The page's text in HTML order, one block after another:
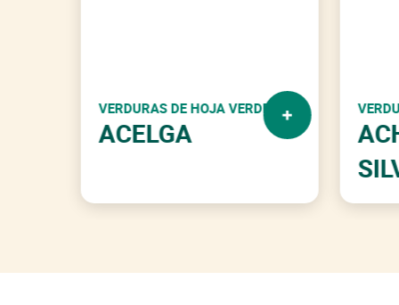
VERDURAS DE HOJA VERDE
ACELGA